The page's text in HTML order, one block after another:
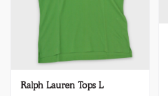
Ralph Lauren Tops L